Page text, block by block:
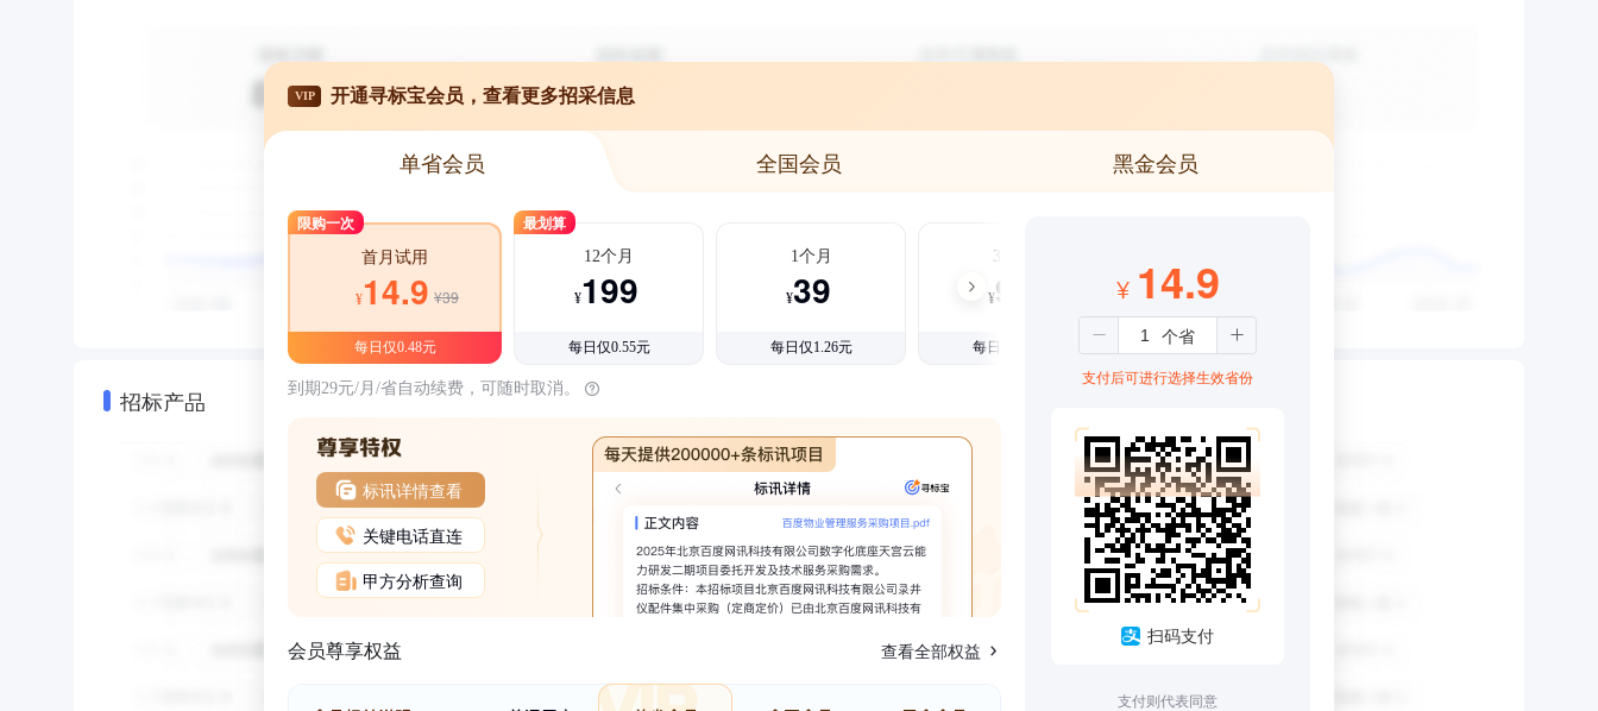
招标产品
VIP 开通寻标宝会员，查看更多招采信息
单省会员 全国会员 黑金会员
限购一次
首月试用
¥14.9 ¥39
每日仅0.48元
最划算
12个月
¥199
每日仅0.55元
1个月
¥39
每日仅1.26元
3个月
¥99
每日仅1.08元
到期29元/月/省自动续费，可随时取消。
标讯详情查看
关键电话直连
甲方分析查询
会员尊享权益 查看全部权益
¥ 14.9
支付后可进行选择生效省份
扫码支付
支付则代表同意